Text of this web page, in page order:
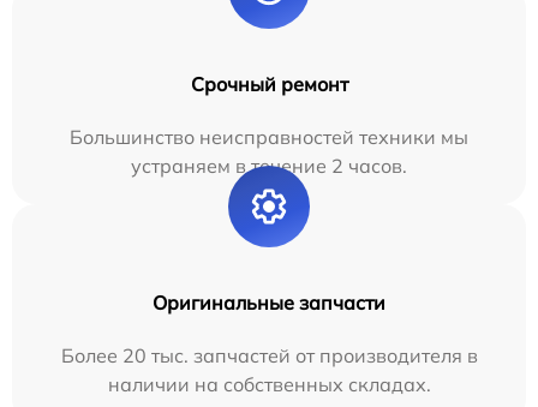
Срочный ремонт
Большинство неисправностей техники мы
устраняем в течение 2 часов.
Оригинальные запчасти
Более 20 тыс. запчастей от производителя в
наличии на собственных складах.